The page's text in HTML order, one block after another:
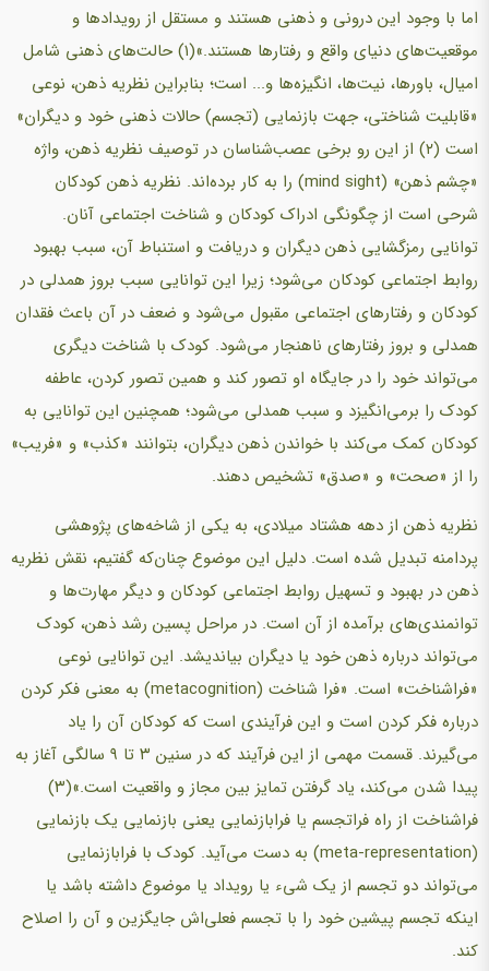
اما با وجود این درونی و ذهنی هستند و مستقل از رویدادها و
موقعیت‌های دنیای واقع و رفتارها هستند.»(۱) حالت‌های ذهنی شامل
امیال، باورها، نیت‌ها، انگیزه‌ها و... است؛ بنابراین نظریه ذهن، نوعی
«قابلیت شناختی، جهت بازنمایی (تجسم) حالات ذهنی خود و دیگران»
است (۲) از این رو برخی عصب‌شناسان در توصیف نظریه ذهن، واژه
«چشم ذهن» (mind sight) را به کار برده‌اند. نظریه ذهن کودکان
شرحی است از چگونگی ادراک کودکان و شناخت اجتماعی آنان.
توانایی رمزگشایی ذهن دیگران و دریافت و استنباط آن، سبب بهبود
روابط اجتماعی کودکان می‌شود؛ زیرا این توانایی سبب بروز همدلی در
کودکان و رفتارهای اجتماعی مقبول می‌شود و ضعف در آن باعث فقدان
همدلی و بروز رفتارهای ناهنجار می‌شود. کودک با شناخت دیگری
می‌تواند خود را در جایگاه او تصور کند و همین تصور کردن، عاطفه
کودک را برمی‌انگیزد و سبب همدلی می‌شود؛ همچنین این توانایی به
کودکان کمک می‌کند با خواندن ذهن دیگران، بتوانند «کذب» و «فریب»
را از «صحت» و «صدق» تشخیص دهند.
نظریه ذهن از دهه هشتاد میلادی، به یکی از شاخه‌های پژوهشی
پردامنه تبدیل شده است. دلیل این موضوع چنان‌که گفتیم، نقش نظریه
ذهن در بهبود و تسهیل روابط اجتماعی کودکان و دیگر مهارت‌ها و
توانمندی‌های برآمده از آن است. در مراحل پسین رشد ذهن، کودک
می‌تواند درباره ذهن خود یا دیگران بیاندیشد. این توانایی نوعی
«فراشناخت» است. «فرا شناخت (metacognition) به معنی فکر کردن
درباره فکر کردن است و این فرآیندی است که کودکان آن را یاد
می‌گیرند. قسمت مهمی از این فرآیند که در سنین ۳ تا ۹ سالگی آغاز به
پیدا شدن می‌کند، یاد گرفتن تمایز بین مجاز و واقعیت است.»(۳)
فراشناخت از راه فراتجسم یا فرابازنمایی یعنی بازنمایی یک بازنمایی
(meta-representation) به دست می‌آید. کودک با فرابازنمایی
می‌تواند دو تجسم از یک شیء یا رویداد یا موضوع داشته باشد یا
اینکه تجسم پیشین خود را با تجسم فعلی‌اش جایگزین و آن را اصلاح
کند.